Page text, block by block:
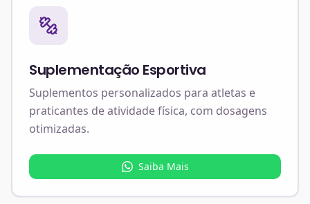
Suplementação Esportiva
Suplementos personalizados para atletas e
praticantes de atividade física, com dosagens
otimizadas.
Saiba Mais